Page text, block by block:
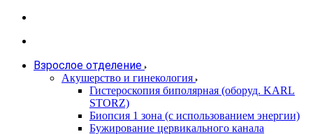
Взрослое отделение
Акушерство и гинекология
Гистероскопия биполярная (оборуд. KARL
STORZ)
Биопсия 1 зона (с использованием энергии)
Бужирование цервикального канала